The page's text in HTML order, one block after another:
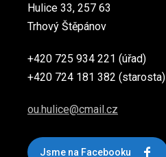
Hulice 33, 257 63
Trhový Štěpánov
+420 725 934 221 (úřad)
+420 724 181 382 (starosta)
ou.hulice@cmail.cz
Jsme na Facebooku